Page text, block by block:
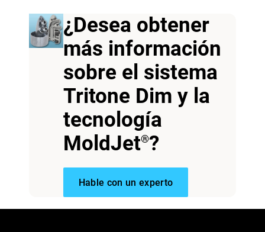
¿Desea obtener
más información
sobre el sistema
Tritone Dim y la
tecnología
MoldJet®?
Hable con un experto